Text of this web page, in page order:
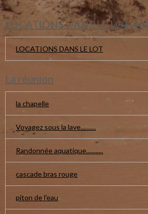
LOCATIONS DANS LE LOT(46)
LOCATIONS DANS LE LOT
La réunion
la chapelle
Voyagez sous la lave..........
Randonnée aquatique...........
cascade bras rouge
piton de l'eau